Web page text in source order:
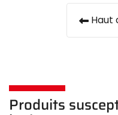
Haut
Produits